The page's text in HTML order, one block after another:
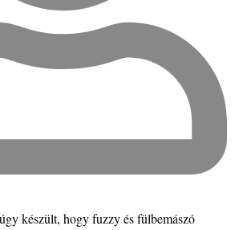
készült, hogy fuzzy és fülbemászó